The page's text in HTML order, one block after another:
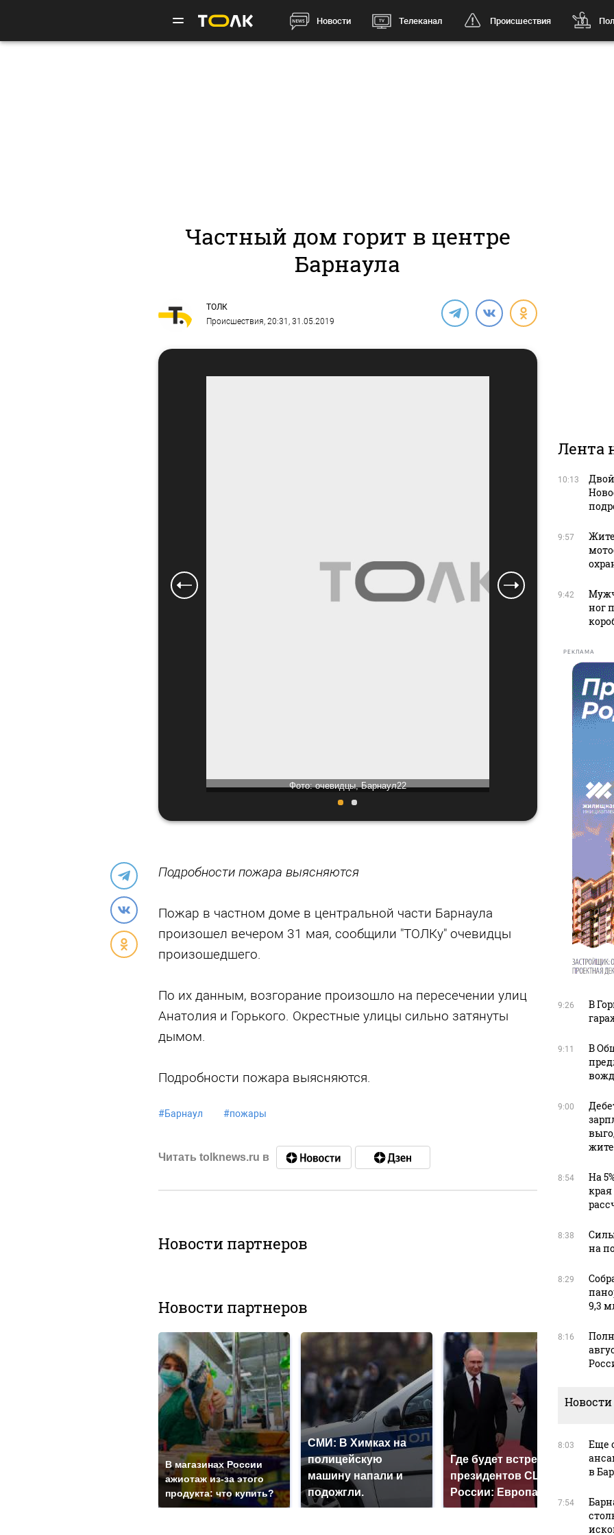
Новости Телеканал Происшествия
Частный дом горит в центре
Барнаула
ТОЛК
Происшествия, 20:31, 31.05.2019
Фото: очевидцы, Барнаул22 Фото:
Подробности пожара выясняются
Пожар в частном доме в центральной части Барнаула
произошел вечером 31 мая, сообщили "ТОЛКу" очевидцы
произошедшего.
По их данным, возгорание произошло на пересечении улиц
Анатолия и Горького. Окрестные улицы сильно затянуты
дымом.
Подробности пожара выясняются.
#Барнаул #пожары
Читать tolknews.ru в
Новости партнеров
Новости партнеров
В магазинах России
ажиотаж из-за этого
продукта: что купить?
СМИ: В Химках на
полицейскую
машину напали и
подожгли.
Где будет встреча
президентов США и
России: Европа?
Лента
10:13
9:57
9:42
ног
РЕКЛАМА
9:26
В
9:11
В
9:00
8:54
На
края
8:38
на
8:29
9,3
8:16
8:03
Еще
в
7:54